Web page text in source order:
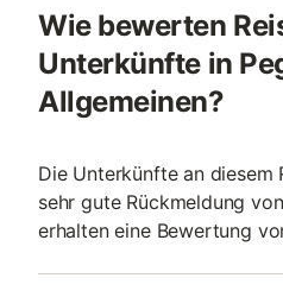
Wie bewerten
Unterkünfte in
Allgemeinen?
Die Unterkünfte an diesem
sehr gute Rückmeldung
erhalten eine Bewertung